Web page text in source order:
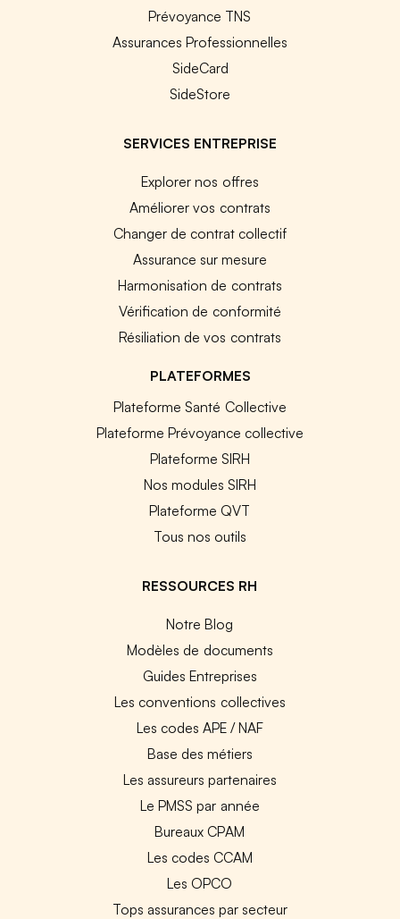
Prévoyance TNS
Assurances Professionnelles
SideCard
SideStore
SERVICES ENTREPRISE
Explorer nos offres
Améliorer vos contrats
Changer de contrat collectif
Assurance sur mesure
Harmonisation de contrats
Vérification de conformité
Résiliation de vos contrats
PLATEFORMES
Plateforme Santé Collective
Plateforme Prévoyance collective
Plateforme SIRH
Nos modules SIRH
Plateforme QVT
Tous nos outils
RESSOURCES RH
Notre Blog
Modèles de documents
Guides Entreprises
Les conventions collectives
Les codes APE / NAF
Base des métiers
Les assureurs partenaires
Le PMSS par année
Bureaux CPAM
Les codes CCAM
Les OPCO
Tops assurances par secteur